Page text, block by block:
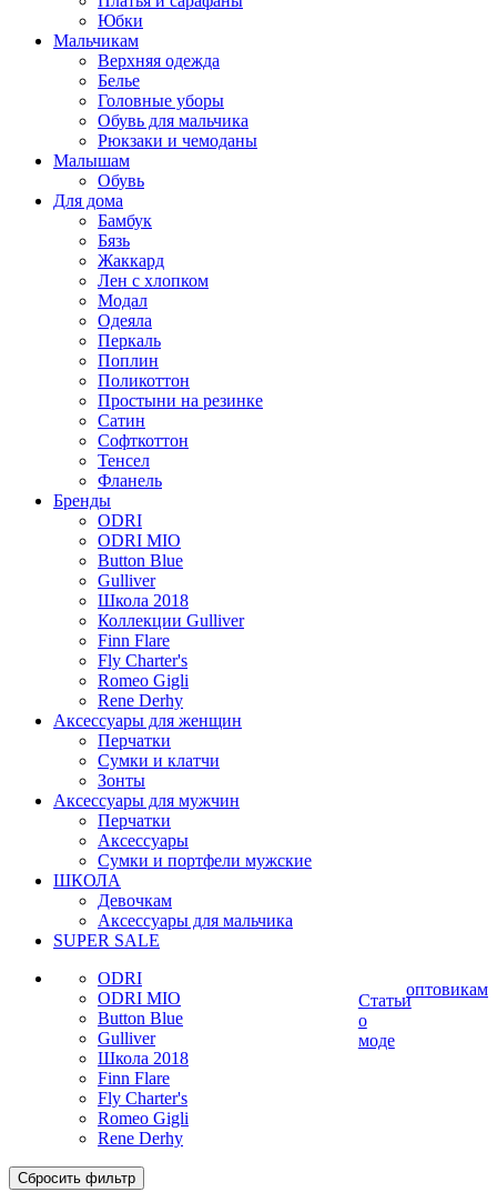
Юбки
Мальчикам
Верхняя одежда
Белье
Головные уборы
Обувь для мальчика
Рюкзаки и чемоданы
Малышам
Обувь
Для дома
Бамбук
Бязь
Жаккард
Лен с хлопком
Модал
Одеяла
Перкаль
Поплин
Поликоттон
Простыни на резинке
Сатин
Софткоттон
Тенсел
Фланель
Бренды
ODRI
ODRI MIO
Button Blue
Gulliver
Школа 2018
Коллекции Gulliver
Finn Flare
Fly Charter's
Romeo Gigli
Rene Derhy
Аксессуары для женщин
Перчатки
Сумки и клатчи
Зонты
Аксессуары для мужчин
Перчатки
Аксессуары
Сумки и портфели мужские
ШКОЛА
Девочкам
Аксессуары для мальчика
SUPER SALE
оптовикам
Статьи
о
моде
ODRI
ODRI MIO
Button Blue
Gulliver
Школа 2018
Finn Flare
Fly Charter's
Romeo Gigli
Rene Derhy